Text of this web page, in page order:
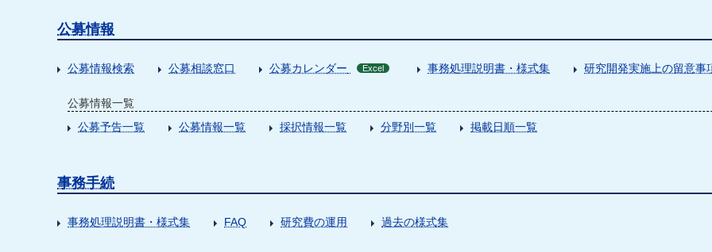
公募情報
公募情報検索 公募相談窓口 公募カレンダー Excel 事務処理説明書・様式集 研究開発実施上の留意事
公募情報一覧
公募予告一覧
公募情報一覧 採択情報一覧 分野別一覧 掲載日順一覧
事務手続
事務処理説明書・様式集 FAQ 研究費の運用 過去の様式集